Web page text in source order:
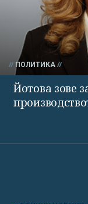
ПОЛИТИКА
Йотова зове